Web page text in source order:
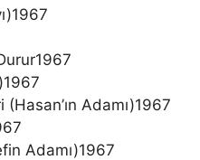
Adamı)1967
Adamı)1967